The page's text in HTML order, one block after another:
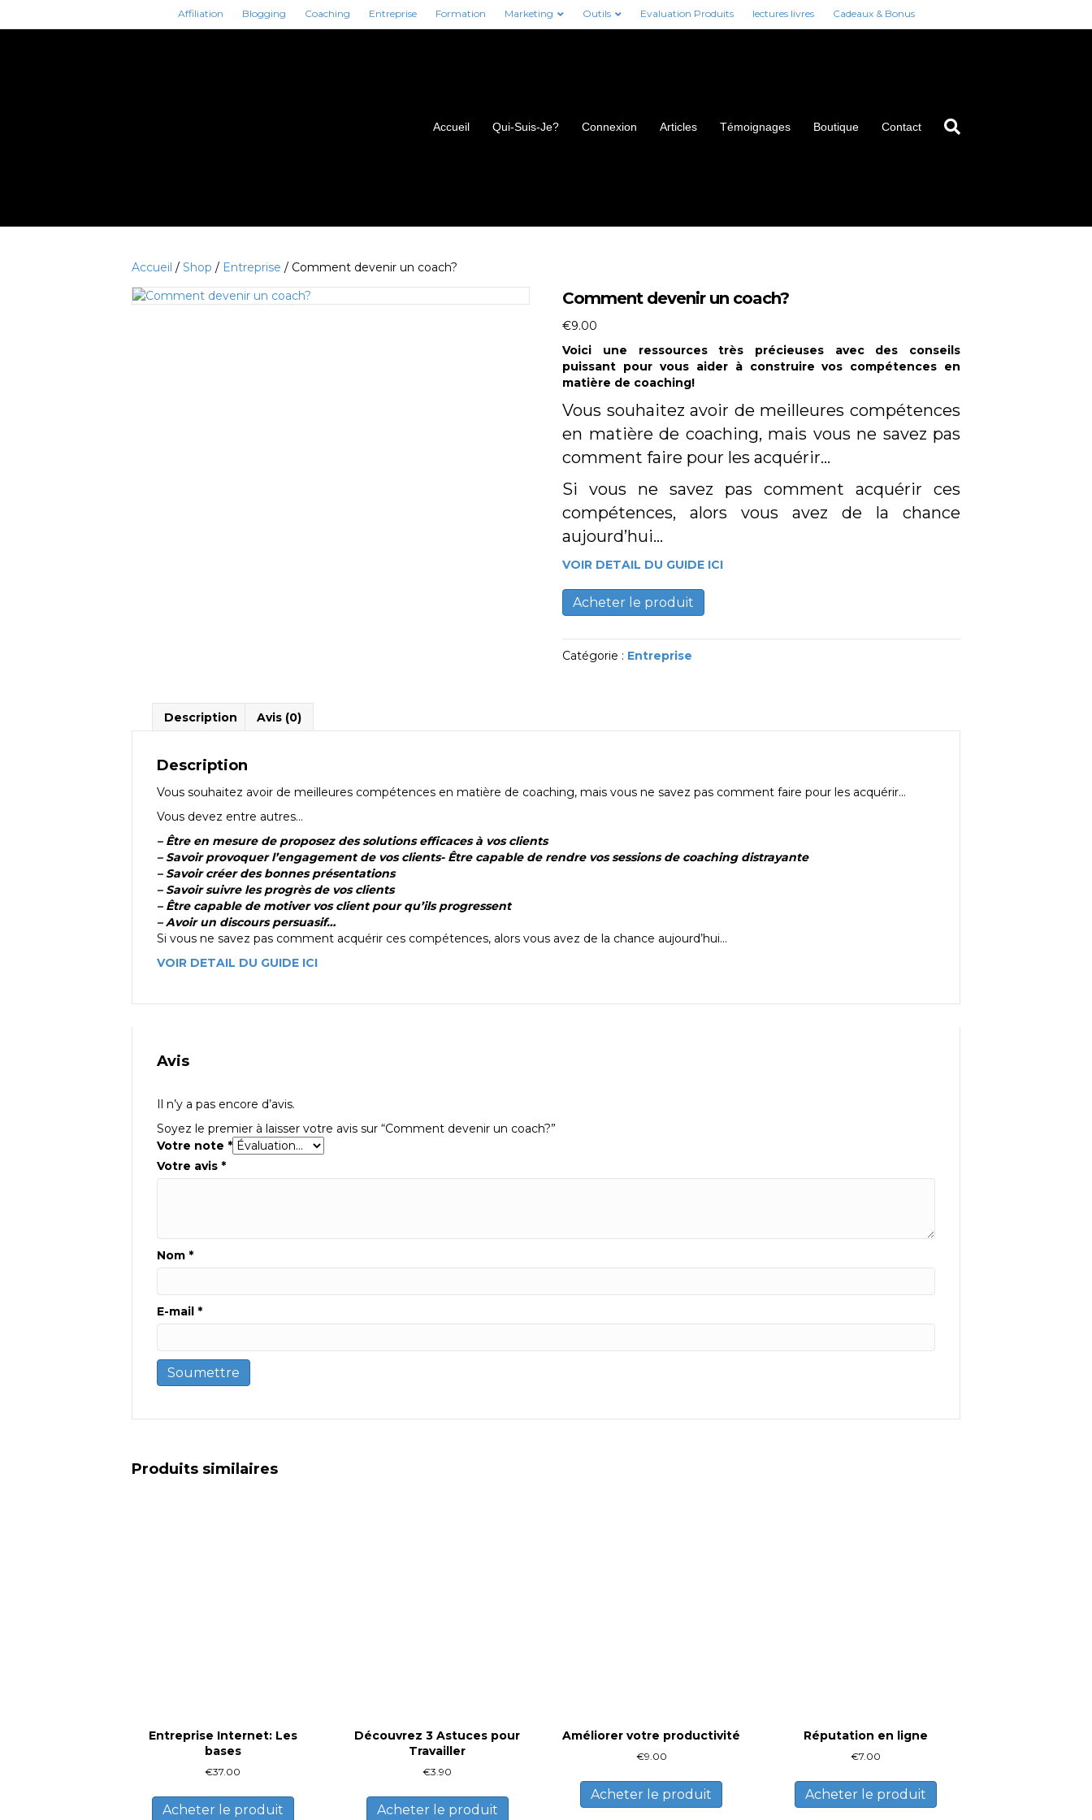
Affiliation Blogging Coaching Entreprise Formation Marketing Outils Evaluation Produits lectures livres Cadeaux & Bonus
Accueil Qui-Suis-Je? Connexion Articles Témoignages Boutique Contact
Accueil / Shop / Entreprise / Comment devenir un coach?
Comment devenir un coach?
€9.00
Voici une ressources très précieuses avec des conseils
puissant pour vous aider à construire vos compétences en
matière de coaching!
Vous souhaitez avoir de meilleures compétences
en matière de coaching, mais vous ne savez pas
comment faire pour les acquérir…
Si vous ne savez pas comment acquérir ces
compétences, alors vous avez de la chance
aujourd’hui…
VOIR DETAIL DU GUIDE ICI
Acheter le produit
Catégorie : Entreprise
Description Avis (0)
Description
Vous souhaitez avoir de meilleures compétences en matière de coaching, mais vous ne savez pas comment faire pour les acquérir…
Vous devez entre autres…
– Être en mesure de proposez des solutions efficaces à vos clients
– Savoir provoquer l’engagement de vos clients- Être capable de rendre vos sessions de coaching distrayante
– Savoir créer des bonnes présentations
– Savoir suivre les progrès de vos clients
– Être capable de motiver vos client pour qu’ils progressent
– Avoir un discours persuasif…
Si vous ne savez pas comment acquérir ces compétences, alors vous avez de la chance aujourd’hui…
VOIR DETAIL DU GUIDE ICI
Avis
Il n’y a pas encore d’avis.
Soyez le premier à laisser votre avis sur “Comment devenir un coach?”
Votre note *
Votre avis *
Nom *
E-mail *
Produits similaires
Entreprise Internet: Les
bases
€37.00
Acheter le produit
Découvrez 3 Astuces pour
Travailler
€3.90
Acheter le produit
Améliorer votre productivité
€9.00
Acheter le produit
Réputation en ligne
€7.00
Acheter le produit